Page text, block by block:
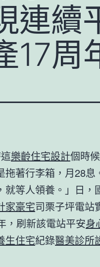
連續
17周
樂齡住宅設計個時
拖著行李箱，月28息
就等人領養。」日，
家豪宅司栗子坪電站
，刷新該電站平安身
生住宅紀錄醫美診所